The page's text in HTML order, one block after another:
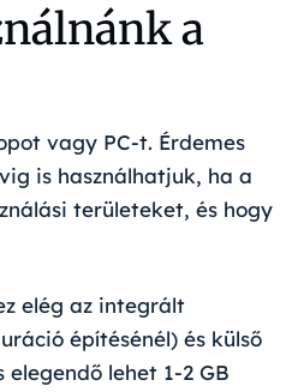
a
vagy PC-t. Érdemes
is használhatjuk, ha a
területeket, és hogy
elég az integrált
építésénél) és külső
lehet 1-2 GB